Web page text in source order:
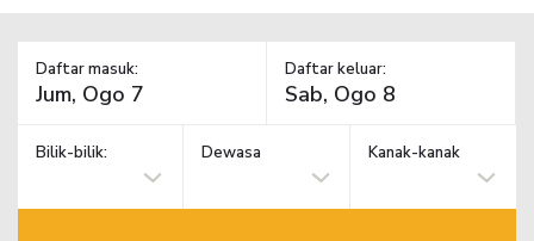
Daftar masuk: Daftar keluar:
Bilik-bilik: Dewasa Kanak-kanak